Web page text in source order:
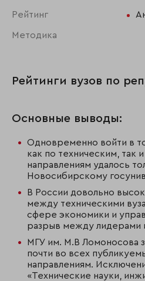
Рейтинг
Методика
Рейтинги вузов по
Основные выводы:
Одновременно войти в
как по техническим, так
направлениям удалось
Новосибирскому
В России довольно
между техническими
сфере экономики и
разрыв между лидерами
МГУ им. М.В Ломоносова
почти во всех
направлениям.
«Технические науки,